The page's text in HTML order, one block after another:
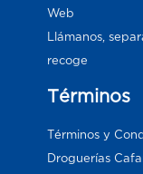
Web
Llámanos,
recoge
Términos
Términos y
Droguerías